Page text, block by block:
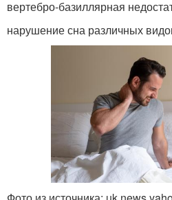
вертебро-базиллярная
нарушение сна различных